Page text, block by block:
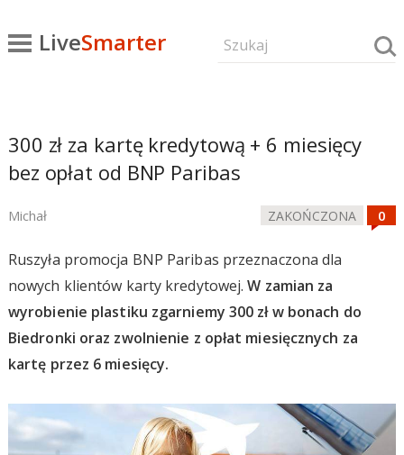
LiveSmarter
300 zł za kartę kredytową + 6 miesięcy
bez opłat od BNP Paribas
Michał ZAKOŃCZONA
Ruszyła promocja BNP Paribas przeznaczona dla
nowych klientów karty kredytowej.W zamian za
wyrobienie plastiku zgarniemy 300 zł w bonach do
Biedronki oraz zwolnienie z opłat miesięcznych za
kartę przez 6 miesięcy.